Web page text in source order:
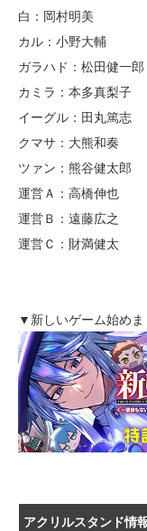
白：岡村明美
カル：小野大輔
ガラハド：松田健一郎
カミラ：本多真梨子
イーグル：田丸篤志
クマサ：大熊和奏
ツァン：熊谷健太郎
運営Ａ：高橋伸也
運営Ｂ：遠藤広之
運営Ｃ：財満健太
▼新しいゲーム始め
アクリルスタンド情